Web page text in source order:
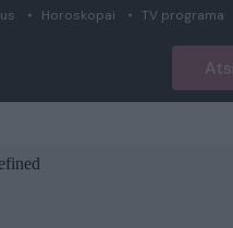
Horoskopai TV programa